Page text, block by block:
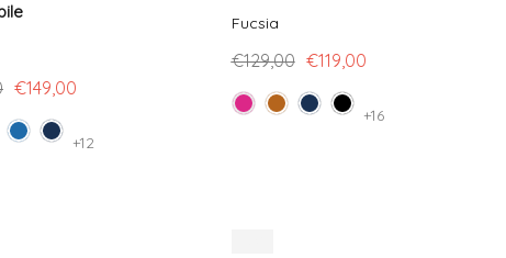
€149,00
+12
Fucsia
€129,00 €119,00
+16